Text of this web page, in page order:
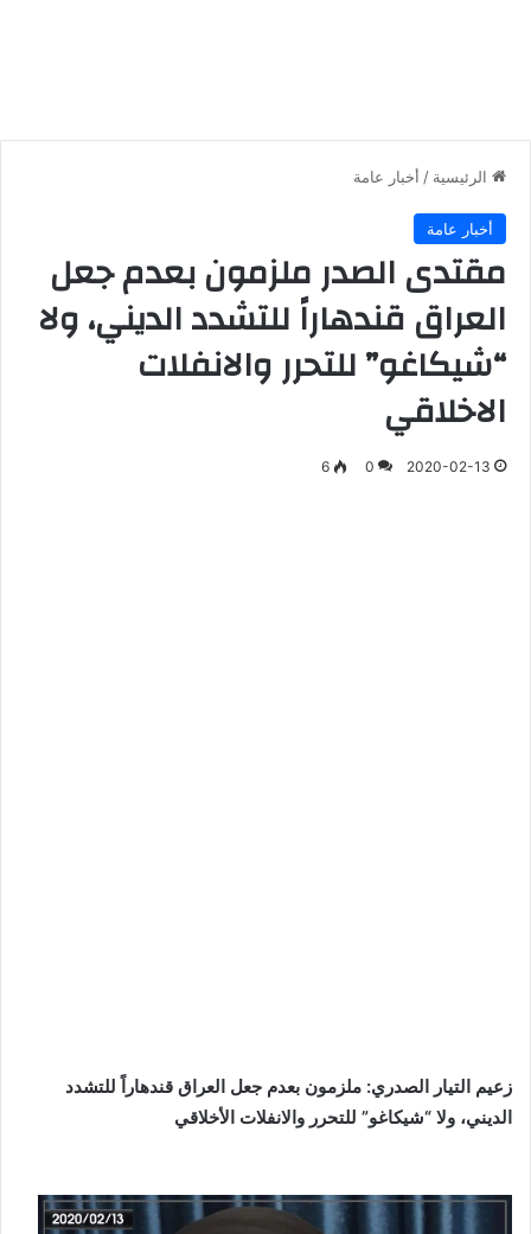
الرئيسية / أخبار عامة
أخبار عامة
مقتدى الصدر ملزمون بعدم جعل
العراق قندهاراً للتشدد الديني، ولا
“شيكاغو” للتحرر والانفلات
الاخلاقي
2020-02-13
0
6
زعيم التيار الصدري: ملزمون بعدم جعل العراق قندهاراً للتشدد
الديني، ولا “شيكاغو” للتحرر والانفلات الأخلاقي